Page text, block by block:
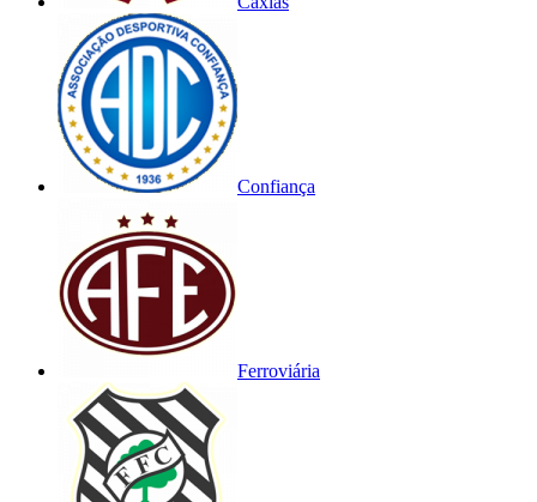
Confiança
Ferroviária